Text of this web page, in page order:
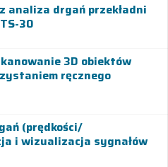
analiza drgań przekładni
30
3D obiektów
ręcznego
(prędkości/
i wizualizacja sygnałów